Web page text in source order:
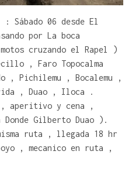
Sábado 06 desde El
por La boca
cruzando el Rapel )
, Faro Topocalma
, Pichilemu , Bocalemu ,
, Duao , Iloca .
, aperitivo y cena ,
Gilberto Duao ).
ruta , llegada 18 hr
, mecanico en ruta ,